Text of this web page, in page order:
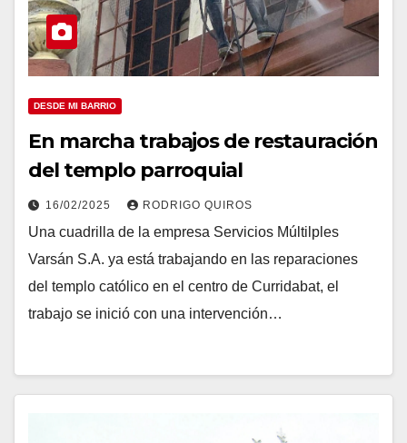
DESDE MI BARRIO
En marcha trabajos de restauración
del templo parroquial
16/02/2025 RODRIGO QUIROS
Una cuadrilla de la empresa Servicios Múltilples
Varsán S.A. ya está trabajando en las reparaciones
del templo católico en el centro de Curridabat, el
trabajo se inició con una intervención…